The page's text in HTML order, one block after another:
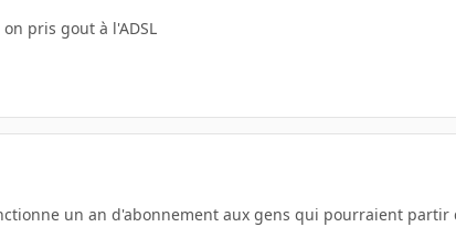
pris gout à l'ADSL
un an d'abonnement aux gens qui pourraient